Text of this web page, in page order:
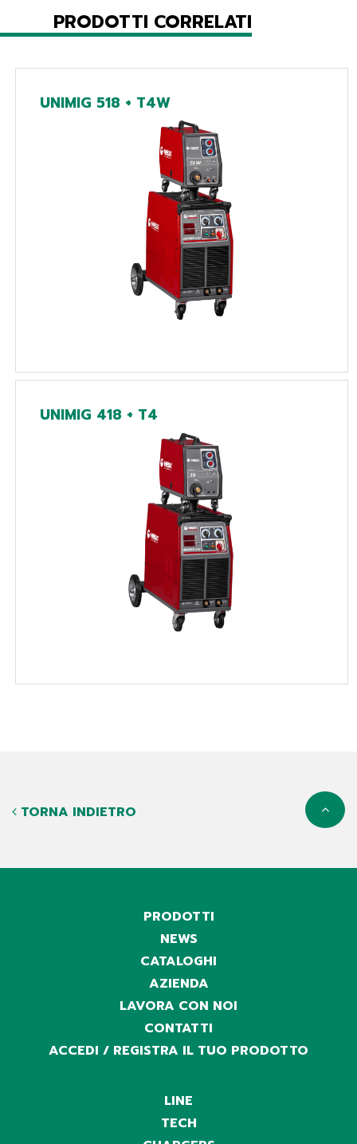
PRODOTTI CORRELATI
UNIMIG 518 + T4W
UNIMIG 418 + T4
TORNA INDIETRO
PRODOTTI
NEWS
CATALOGHI
AZIENDA
LAVORA CON NOI
CONTATTI
ACCEDI / REGISTRA IL TUO PRODOTTO
LINE
TECH